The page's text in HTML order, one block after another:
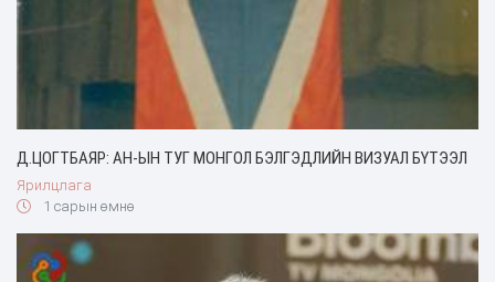
Д.ЦОГТБАЯР: АН-ЫН ТУГ МОНГОЛ БЭЛГЭДЛИЙН ВИЗУАЛ БҮТЭЭЛ
Ярилцлага
1 сарын өмнө